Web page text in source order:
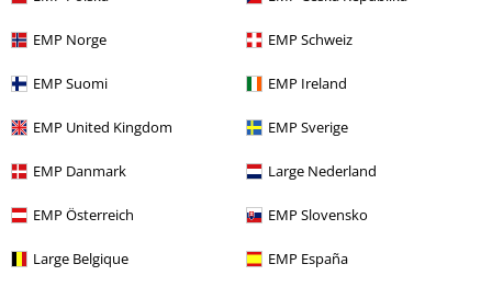
EMP Norge EMP Schweiz
EMP Suomi EMP Ireland
EMP United Kingdom EMP Sverige
EMP Danmark Large Nederland
EMP Österreich EMP Slovensko
Large Belgique EMP España
What Landmvrks merch is available online?
If you want to order Landmvrks merch online, you shouldn't waste any
time, as these fan items sell out fast. Discover
Landmvrks T-shirts
featuring the striking Cicada album cover from "Fantasy," for example.
Some pieces come in a cool tie-dye look, while other shirts impress with
simple, solid colours. When it comes to our Landmvrks merch, you can
always rely on
top quality
; pure cotton and high-quality stitched seams
ensure the best wearing comfort.
Order Landmvrks CDs at brilliant deals